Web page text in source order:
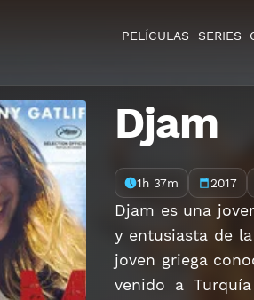
PELÍCULAS SERIES
Djam
1h 37m 2017
Djam es una
y entusiasta de
joven griega
venido a